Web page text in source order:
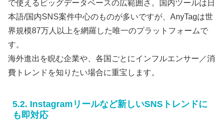
で使えるビッグデータベースの広範囲さ。国内ツールは日
本語/国内SNS案件中心のものが多いですが、AnyTagは世
界規模87万人以上を網羅した唯一のプラットフォームで
す。
海外進出を睨む企業や、各国ごとにインフルエンサー／消
費トレンドを知りたい場合に重宝します。
5.2. Instagramリールなど新しいSNSトレンドに
も即対応